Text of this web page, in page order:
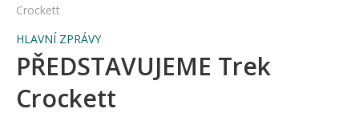
Crockett
HLAVNÍ ZPRÁVY
PŘEDSTAVUJEME Trek
Crockett